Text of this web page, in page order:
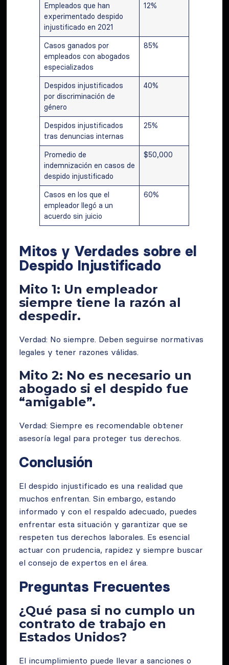
Empleados que han
experimentado despido
injustificado en 2021
12%
Casos ganados por
empleados con abogados
especializados
85%
Despidos injustificados
por discriminación de
género
40%
Despidos injustificados
tras denuncias internas
25%
Promedio de
indemnización en casos de
despido injustificado
$50,000
Casos en los que el
empleador llegó a un
acuerdo sin juicio
60%
Mitos y Verdades sobre el
Despido Injustificado
Mito 1: Un empleador
siempre tiene la razón al
despedir.
Verdad: No siempre. Deben seguirse normativas
legales y tener razones válidas.
Mito 2: No es necesario un
abogado si el despido fue
“amigable”.
Verdad: Siempre es recomendable obtener
asesoría legal para proteger tus derechos.
Conclusión
El despido injustificado es una realidad que
muchos enfrentan. Sin embargo, estando
informado y con el respaldo adecuado, puedes
enfrentar esta situación y garantizar que se
respeten tus derechos laborales. Es esencial
actuar con prudencia, rapidez y siempre buscar
el consejo de expertos en el área.
Preguntas Frecuentes
¿Qué pasa si no cumplo un
contrato de trabajo en
Estados Unidos?
El incumplimiento puede llevar a sanciones o